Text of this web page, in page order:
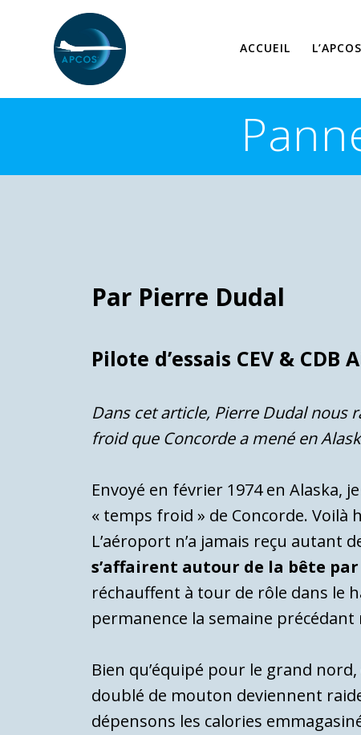
ACCUEIL L’APCOS
Par Pierre Dudal
Pilote d’essais CEV & CDB
Dans cet article, Pierre Dudal nous
froid que Concorde a mené en
Envoyé en février 1974 en Alaska,
« temps froid » de Concorde. Voilà
L’aéroport n’a jamais reçu autant
s’affairent autour de la bête par
réchauffent à tour de rôle dans le
permanence la semaine précédant
Bien qu’équipé pour le grand
doublé de mouton deviennent
dépensons les calories